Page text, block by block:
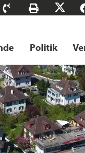
Kontakt
Politik